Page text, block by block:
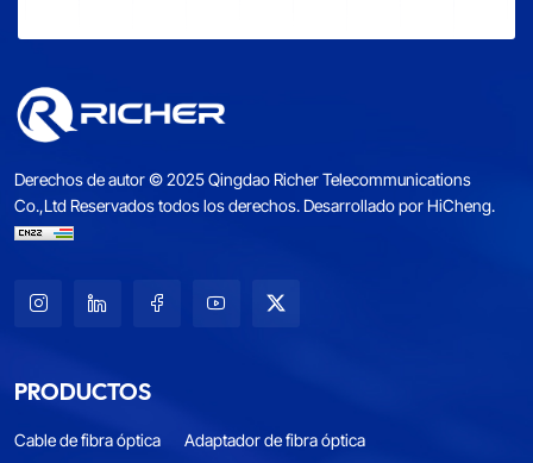
Derechos de autor © 2025 Qingdao Richer Telecommunications
Co.,Ltd Reservados todos los derechos.Desarrollado por HiCheng.
PRODUCTOS
Cable de fibra óptica
Adaptador de fibra óptica